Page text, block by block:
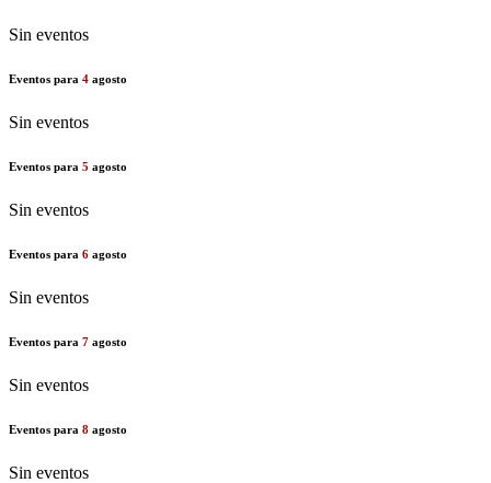
Sin eventos
Eventos para 4 agosto
Sin eventos
Eventos para 5 agosto
Sin eventos
Eventos para 6 agosto
Sin eventos
Eventos para 7 agosto
Sin eventos
Eventos para 8 agosto
Sin eventos